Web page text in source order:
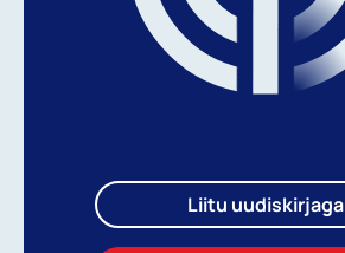
Liitu uudiskirjaga